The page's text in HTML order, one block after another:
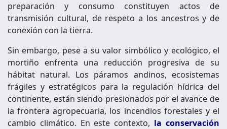
preparación y consumo constituyen actos de
transmisión cultural, de respeto a los ancestros y de
conexión con la tierra.
Sin embargo, pese a su valor simbólico y ecológico, el
mortiño enfrenta una reducción progresiva de su
hábitat natural. Los páramos andinos, ecosistemas
frágiles y estratégicos para la regulación hídrica del
continente, están siendo presionados por el avance de
la frontera agropecuaria, los incendios forestales y el
cambio climático. En este contexto, la conservación